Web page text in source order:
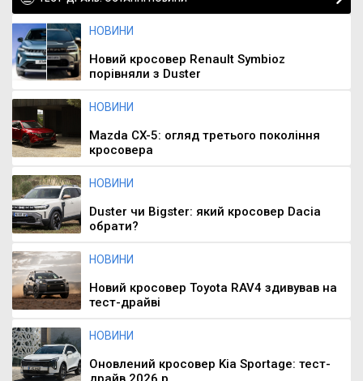
НОВИНИ
Новий кросовер Renault Symbioz
порівняли з Duster
НОВИНИ
Mazda CX-5: огляд третього покоління
кросовера
НОВИНИ
Duster чи Bigster: який кросовер Dacia
обрати?
НОВИНИ
Новий кросовер Toyota RAV4 здивував на
тест-драйві
НОВИНИ
Оновлений кросовер Kia Sportage: тест-